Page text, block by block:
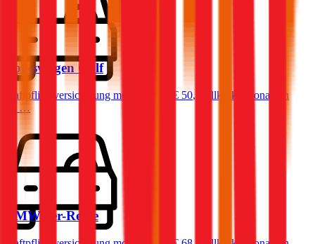
Volkswagen Golf
Haftpflichtversicherung monatlich ab € 50,
Vollkasko monatlich
ab …
BMW 3er-Reihe